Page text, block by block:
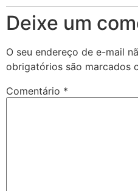
Deixe um
O seu endereço de e-mail
obrigatórios são marcados
Comentário *